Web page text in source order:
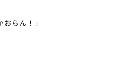
らん！」